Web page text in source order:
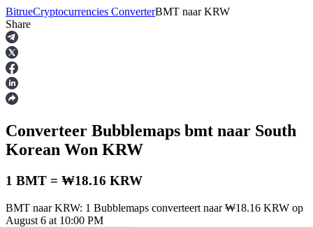
Termijncontracten
USDT-futures
BitrueCryptocurrencies ConverterBMT naar KRW
Share
Converteer Bubblemaps bmt naar South
Korean Won KRW
1 BMT = ₩18.16 KRW
BMT naar KRW: 1 Bubblemaps converteert naar ₩18.16 KRW op
August 6 at 10:00 PM